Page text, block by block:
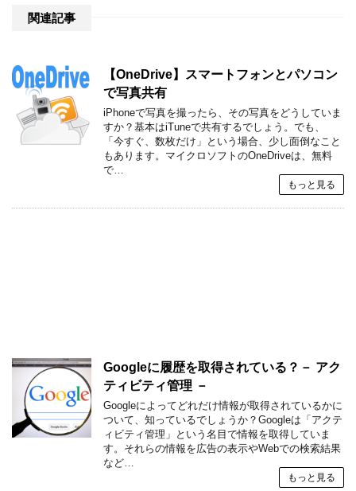
関連記事
【OneDrive】スマートフォンとパソコン
で写真共有
iPhoneで写真を撮ったら、その写真をどうしていま
すか？基本はiTuneで共有するでしょう。でも、
「今すぐ、数枚だけ」という場合、少し面倒なこと
もあります。マイクロソフトのOneDriveは、無料
で…
もっと見る
Googleに履歴を取得されている？－ アク
ティビティ管理 －
Googleによってどれだけ情報が取得されているかに
ついて、知っているでしょうか？Googleは「アクテ
ィビティ管理」という名目で情報を取得していま
す。それらの情報を広告の表示やWebでの検索結果
など…
もっと見る